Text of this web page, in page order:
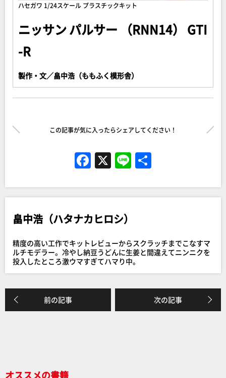
ハセガワ 1/24スケール プラスチックキット
ニッサン パルサー （RNN14） GTI
-R
製作・文／畠中浩（ももふく模形舎）
この記事が気に入ったらシェアしてください！
F
a
c
e
b
o
o
k
X Li
n
e
畠中浩（ハタナカヒロシ）
精度の高い工作でキットレビューからスクラッチまでこなすマ
ルチモデラー。冷やし納豆うどんに生姜と間違えてニンニクを
投入したところ激ウマすぎてハマり中。
前の記事 次の記事
オススメの書籍